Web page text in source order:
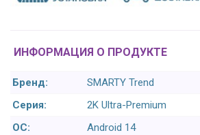
ИНФОРМАЦИЯ О ПРОДУКТЕ
Бренд:
SMARTY Trend
Серия:
2K Ultra-Premium
ОС:
Android 14